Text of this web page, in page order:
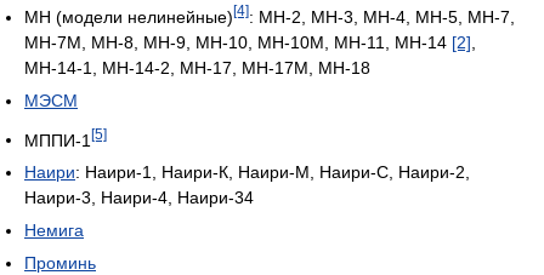
МН (модели нелинейные)[4]: МН-2, МН-3, МН-4, МН-5, МН-7,
МН-7М, МН-8, МН-9, МН-10, МН-10М, МН-11, МН-14 [2]
МН-14-1, МН-14-2, МН-17, МН-17М, МН-18
МЭСМ
МППИ-1 [5]
Наири: Наири-1, Наири-К, Наири-М, Наири-С, Наири-2,
Наири-3, Наири-4, Наири-34
Немига
Проминь